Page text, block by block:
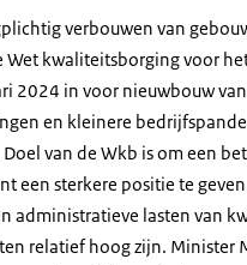
verbouwen van
Wet kwaliteitsborging voor
2024 in voor nieuwbouw
en kleinere
van de Wkb is om een
een sterkere positie te
administratieve lasten van
relatief hoog zijn. Minister